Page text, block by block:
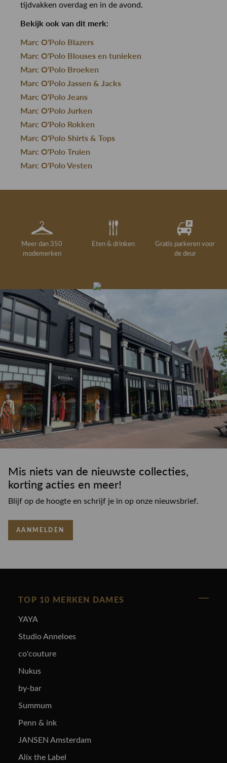
tijdvakken overdag en in de avond.
Bekijk ook van dit merk:
Marc O'Polo Blazers
Marc O'Polo Blouses en tunieken
Marc O'Polo Broeken
Marc O'Polo Jassen & Jacks
Marc O'Polo Jeans
Marc O'Polo Jurken
Marc O'Polo Rokken
Marc O'Polo Shirts & Tops
Marc O'Polo Truien
Marc O'Polo Vesten
Meer dan 350
modemerken
Eten & drinken
Gratis parkeren voor
de deur
drankje
Gratis retourneren in
de winkel
Deskundig
kledingadvies
Mis niets van de nieuwste collecties,
korting acties en meer!
Blijf op de hoogte en schrijf je in op onze nieuwsbrief.
AANMELDEN
TOP 10 MERKEN DAMES
YAYA
Studio Anneloes
co'couture
Nukus
by-bar
Summum
Penn & ink
JANSEN Amsterdam
Alix the Label